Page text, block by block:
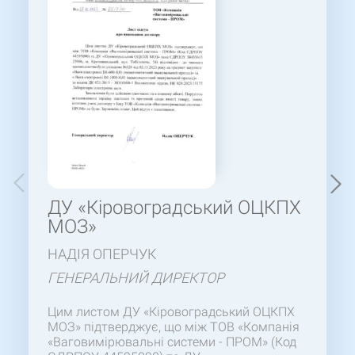
ДУ «Кіровоградський ОЦКПХ
МОЗ»
НАДІЯ ОПЕРЧУК
ГЕНЕРАЛЬНИЙ ДИРЕКТОР
Цим листом ДУ «Кіровоградський ОЦКПХ
МОЗ» підтверджує, що між ТОВ «Компанія
«Ваговимірювальні системи - ПРОМ» (Код